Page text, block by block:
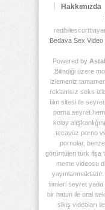
Hakkımızda
Bedava Sex
Powered by
Bilindiği üzere
izlemeniz
reklamsız seks
film sitesi ile
porna seyret
kolay
tecavüz porno
pornolar,
görüntüleri türk ifşa
meme videosu
filmleri seyret yada
bir hatun ile oral
sikiş videoları